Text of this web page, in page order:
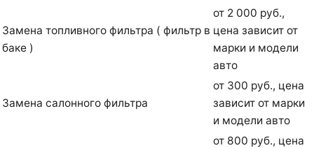
Замена топливного фильтра ( фильтр в
баке )
от 2 000 руб.,
цена зависит от
марки и модели
авто
Замена салонного фильтра
от 300 руб., цена
зависит от марки
и модели авто
от 800 руб., цена